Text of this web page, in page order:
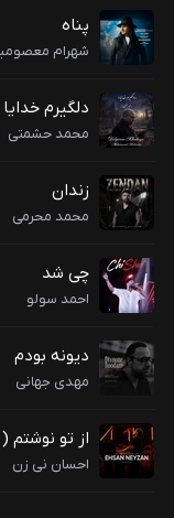
پناه
شهرام
دلگیرم خدایا
محمد حشمتی
زندان
محمد محرمی
چی شد
احمد سولو
دیونه بودم
مهدی جهانی
از تو نوشتم
احسان نی زن